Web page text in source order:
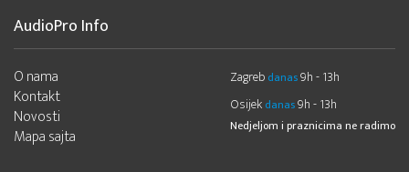
AudioPro Info
O nama
Kontakt
Novosti
Mapa sajta
Zagreb danas9h - 13h
Osijek danas9h - 13h
Nedjeljom i praznicima ne radimo